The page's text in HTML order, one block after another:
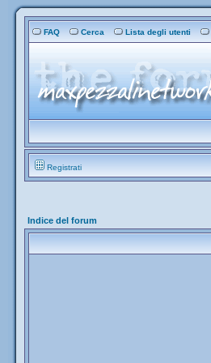
FAQ Cerca Lista degli utenti
Registrati
Indice del forum